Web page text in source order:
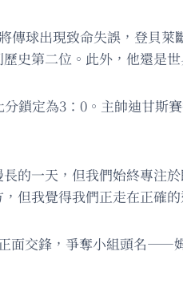
球出現致命失誤，登貝
史第二位。此外，他還是
鎖定為3：0。主帥迪甘斯
的一天，但我們始終專注
但我覺得我們正走在正確的
面交鋒，爭奪小組頭名——